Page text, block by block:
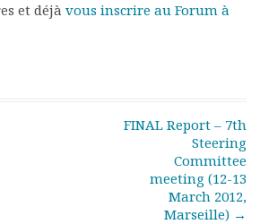
et déjà vous inscrire au Forum à
FINAL Report – 7th
Steering
Committee
meeting (12-13
March 2012,
Marseille) →